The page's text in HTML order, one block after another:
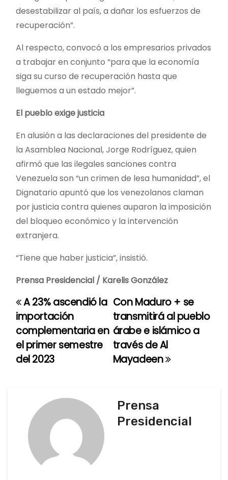
desestabilizar al país, a dañar los esfuerzos de
recuperación”.
Al respecto, convocó a los empresarios privados
a trabajar en conjunto “para que la economía
siga su curso de recuperación hasta que
lleguemos a un estado mejor”.
El pueblo exige justicia
En alusión a las declaraciones del presidente de
la Asamblea Nacional, Jorge Rodríguez, quien
afirmó que las ilegales sanciones contra
Venezuela son “un crimen de lesa humanidad”, el
Dignatario apuntó que los venezolanos claman
por justicia contra quienes auparon la imposición
del bloqueo económico y la intervención
extranjera.
“Tiene que haber justicia”, insistió.
Prensa Presidencial / Karelis González
N
a
v
Con Maduro + se
transmitirá al pueblo
árabe e islámico a
través de Al
Mayadeen
A 23% ascendió la
importación
complementaria en
el primer semestre
del 2023
Prensa
Presidencial